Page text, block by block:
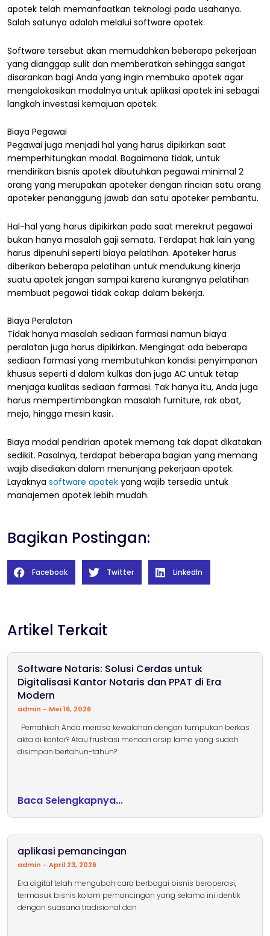
apotek telah memanfaatkan teknologi pada usahanya.
Salah satunya adalah melalui software apotek.
Software tersebut akan memudahkan beberapa pekerjaan
yang dianggap sulit dan memberatkan sehingga sangat
disarankan bagi Anda yang ingin membuka apotek agar
mengalokasikan modalnya untuk aplikasi apotek ini sebagai
langkah investasi kemajuan apotek.
Biaya Pegawai
Pegawai juga menjadi hal yang harus dipikirkan saat
memperhitungkan modal. Bagaimana tidak, untuk
mendirikan bisnis apotek dibutuhkan pegawai minimal 2
orang yang merupakan apoteker dengan rincian satu orang
apoteker penanggung jawab dan satu apoteker pembantu.
Hal-hal yang harus dipikirkan pada saat merekrut pegawai
bukan hanya masalah gaji semata. Terdapat hak lain yang
harus dipenuhi seperti biaya pelatihan. Apoteker harus
diberikan beberapa pelatihan untuk mendukung kinerja
suatu apotek jangan sampai karena kurangnya pelatihan
membuat pegawai tidak cakap dalam bekerja.
Biaya Peralatan
Tidak hanya masalah sediaan farmasi namun biaya
peralatan juga harus dipikirkan. Mengingat ada beberapa
sediaan farmasi yang membutuhkan kondisi penyimpanan
khusus seperti d dalam kulkas dan juga AC untuk tetap
menjaga kualitas sediaan farmasi. Tak hanya itu, Anda juga
harus mempertimbangkan masalah furniture, rak obat,
meja, hingga mesin kasir.
Biaya modal pendirian apotek memang tak dapat dikatakan
sedikit. Pasalnya, terdapat beberapa bagian yang memang
wajib disediakan dalam menunjang pekerjaan apotek.
Layaknya software apotek yang wajib tersedia untuk
manajemen apotek lebih mudah.
Bagikan Postingan:
Facebook Twitter LinkedIn
Artikel Terkait
Software Notaris: Solusi Cerdas untuk
Digitalisasi Kantor Notaris dan PPAT di Era
Modern
admin Mei 16, 2026
Pernahkah Anda merasa kewalahan dengan tumpukan berkas
akta di kantor? Atau frustrasi mencari arsip lama yang sudah
disimpan bertahun-tahun?
Baca Selengkapnya...
aplikasi pemancingan
admin April 23, 2026
Era digital telah mengubah cara berbagai bisnis beroperasi,
termasuk bisnis kolam pemancingan yang selama ini identik
dengan suasana tradisional dan